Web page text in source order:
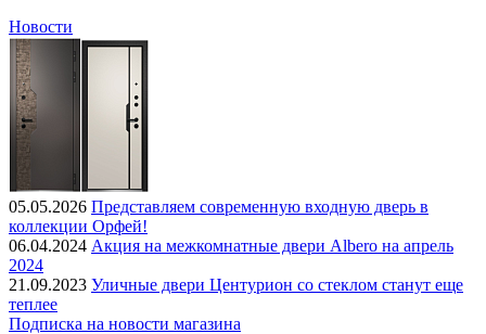
Новости
05.05.2026 Представляем современную входную дверь в
коллекции Орфей!
06.04.2024 Акция на межкомнатные двери Albero на апрель
2024
21.09.2023 Уличные двери Центурион со стеклом станут еще
теплее
Подписка на новости магазина